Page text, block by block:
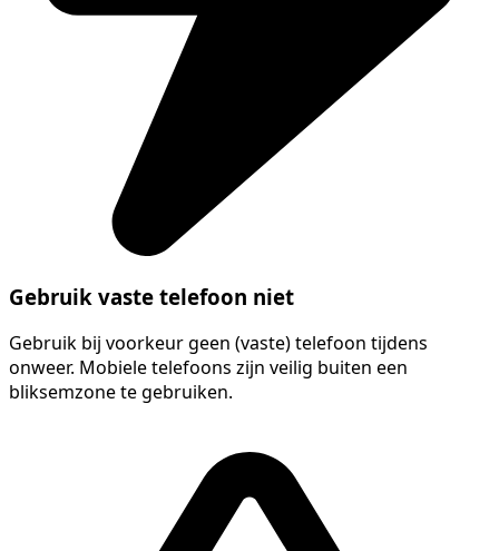
Gebruik vaste telefoon niet
Gebruik bij voorkeur geen (vaste) telefoon tijdens
onweer. Mobiele telefoons zijn veilig buiten een
bliksemzone te gebruiken.